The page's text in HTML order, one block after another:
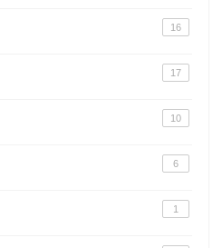
16
17
10
6
1